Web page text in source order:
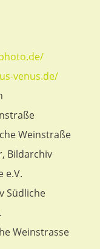
venus.de/
Weinstraße
Bildarchiv
e.V.
Südliche
Weinstrasse